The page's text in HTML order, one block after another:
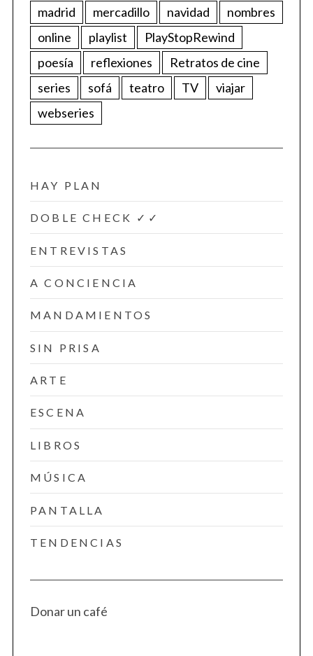
madrid
mercadillo navidad
nombres
online
playlist
PlayStopRewind
poesía
reflexiones
Retratos de cine
series
sofá teatro TV
viajar
webseries
HAY PLAN
DOBLE CHECK ✓✓
ENTREVISTAS
A CONCIENCIA
MANDAMIENTOS
SIN PRISA
ARTE
ESCENA
LIBROS
MÚSICA
PANTALLA
TENDENCIAS
Donar un café